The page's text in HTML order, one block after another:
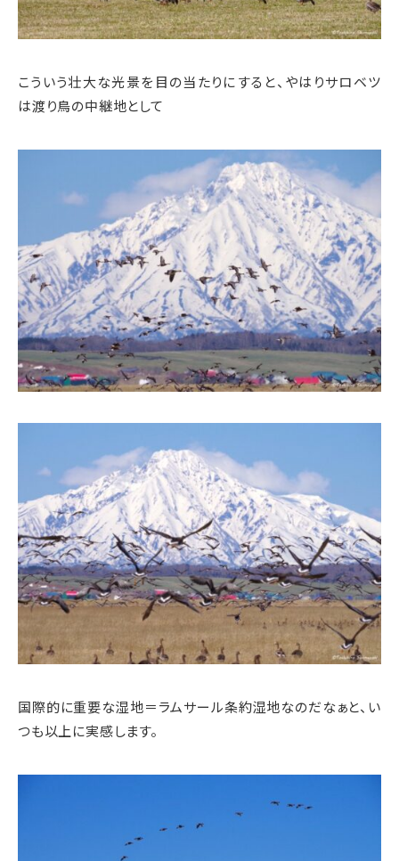
こういう壮大な光景を目の当たりにすると、やはりサロベツ
は渡り鳥の中継地として
国際的に重要な湿地＝ラムサール条約湿地なのだなぁと、い
つも以上に実感します。